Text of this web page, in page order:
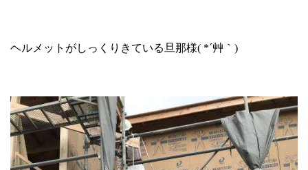
ヘルメットがしっくりきている旦那様( *´艸｀ )